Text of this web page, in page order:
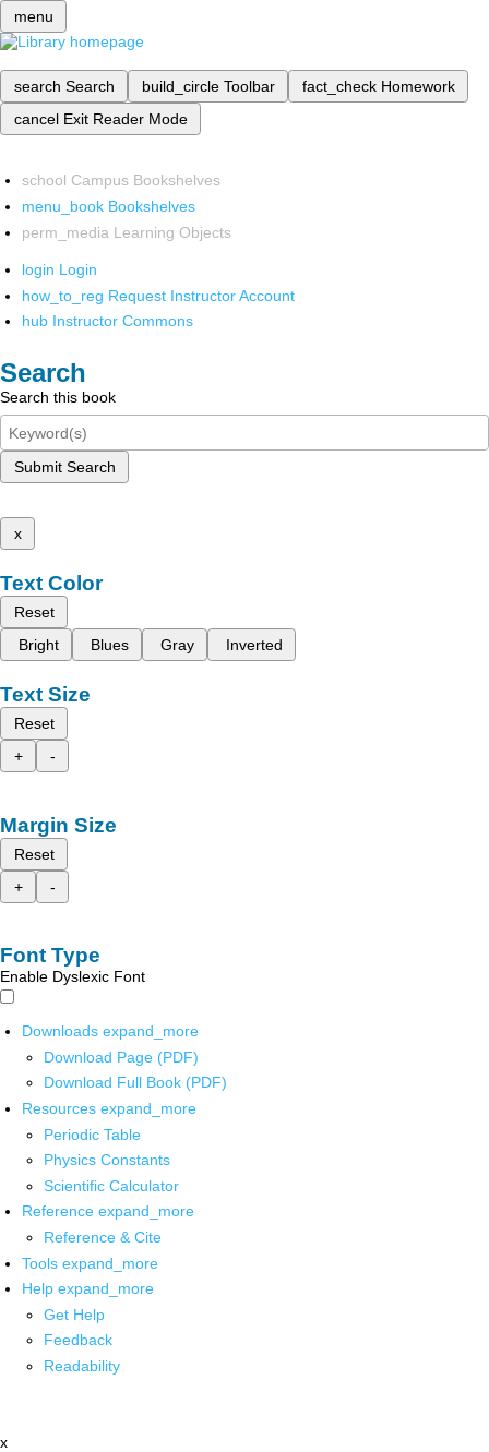
menu
search Search build_circle Toolbar fact_check Homework
cancel Exit Reader Mode
school Campus Bookshelves
menu_book Bookshelves
perm_media Learning Objects
login Login
how_to_reg Request Instructor Account
hub Instructor Commons
Search
Search this book
Submit Search
x
Text Color
Reset
Bright
Blues Gray Inverted
Text Size
Reset
+
-
Margin Size
Reset
+
-
Font Type
Enable Dyslexic Font
Downloads expand_more
Download Page (PDF)
Download Full Book (PDF)
Resources expand_more
Periodic Table
Physics Constants
Scientific Calculator
Reference expand_more
Reference & Cite
Tools expand_more
Help expand_more
Get Help
Feedback
Readability
x